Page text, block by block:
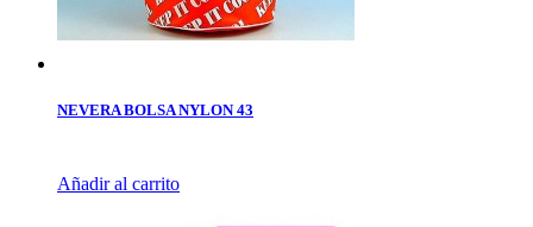
NEVERA BOLSA NYLON 43
Añadir al carrito